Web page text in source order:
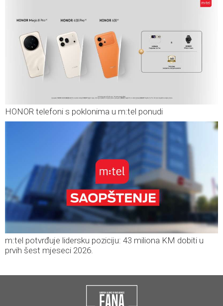
HONOR telefoni s poklonima u m:tel ponudi
m:tel potvrđuje lidersku poziciju: 43 miliona KM dobiti u
prvih šest mjeseci 2026.